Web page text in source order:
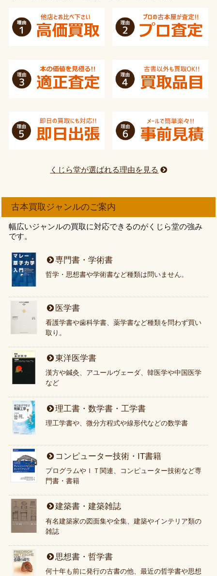
くじら堂が選ばれる理由を見る
古本買取ジャンルのご案内
幅広いジャンルの買取に対応できるのがくじら堂の強み
です。
専門書・学術書
哲学・思想書や学術書など種類は問いません。
医学書
看護学書や歯科学書、薬学書など種類を問わず買い
取り。
東洋医学書
漢方や鍼灸、アユールヴェーダ、韓医学や中国医学
など
理工書・数学書・工学書
理工学書や、微分方程式や線形代などの数学書
コンピューター技術・IT書籍
プログラムやＩＴ関連、コンピューター技術など専
門書・書籍
建築書・建築雑誌
有名建築家の図面集や全集、建築やインテリア類の
雑誌
思想書・哲学書
何十年も前に発行の古書の他、最近の哲学書や思想